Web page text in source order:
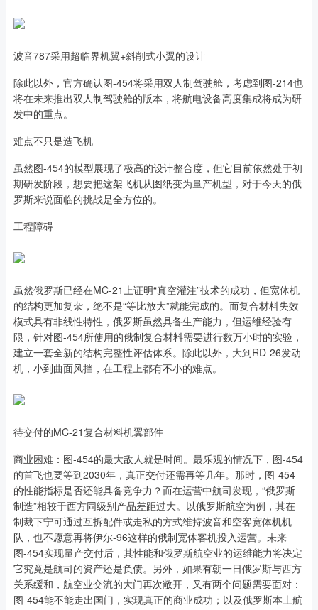
波音787采用超临界机翼+斜削式小翼的设计
除此以外，官方确认图-454将采用双人制驾驶舱，考虑到图-214也
将在未来推出双人制驾驶舱的版本，将航电设备高度集成将成为研
发中的重点。
难点不只是造飞机
虽然图-454的模型展现了极高的设计整合度，但它目前依然处于初
期研发阶段，想要把这架飞机从图纸变为量产机型，对于今天的俄
罗斯来说面临的挑战是全方位的。
工程障碍
虽然俄罗斯已经在MC-21上证明“真空灌注”技术的成功，但宽体机
的结构更加复杂，绝不是“等比放大”就能完成的。而复合材料失效
模式具有非线性特性，俄罗斯虽然具备生产能力，但运维经验有
限，针对图-454所使用的俄制复合材料需要进行数万小时的实验，
建立一套全新的结构完整性评估体系。除此以外，大到RD-26发动
机，小到曲面风挡，在工程上都有不小的难点。
待交付的MC-21复合材料机翼部件
商业困难：图-454的最大敌人就是时间。最乐观的情况下，图-454
的首飞也要等到2030年，真正交付还需再等几年。那时，图-454
的性能指标是否还能具备竞争力？而在运营中航司发现，“俄罗斯
制造”相较于西方同级别产品差距过大。以俄罗斯航空为例，其在
制裁下宁可通过互拆配件或走私的方式维持波音和空客宽体机机
队，也不愿意再将伊尔-96这样的俄制宽体客机投入运营。未来
图-454实现量产交付后，其性能和俄罗斯航空业的运维能力将决定
它究竟是航司的资产还是负债。另外，如果有朝一日俄罗斯与西方
关系缓和，航空业交流的大门再次敞开，又有两个问题需要面对：
图-454能不能走出国门，实现真正的商业成功；以及俄罗斯本土航